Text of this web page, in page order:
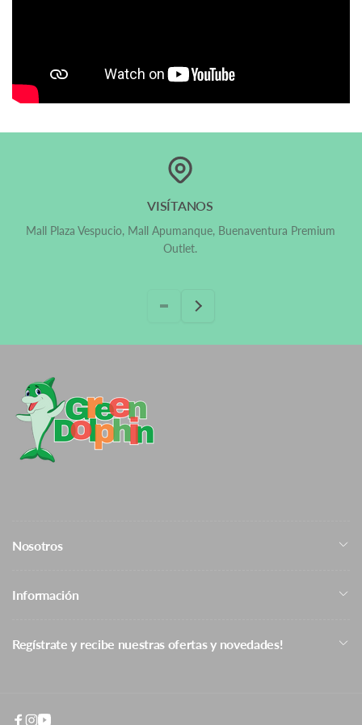
VISÍTANOS
Mall Plaza Vespucio, Mall Apumanque, Buenaventura Premium
Outlet.
Nosotros
Información
Regístrate y recibe nuestras ofertas y novedades!